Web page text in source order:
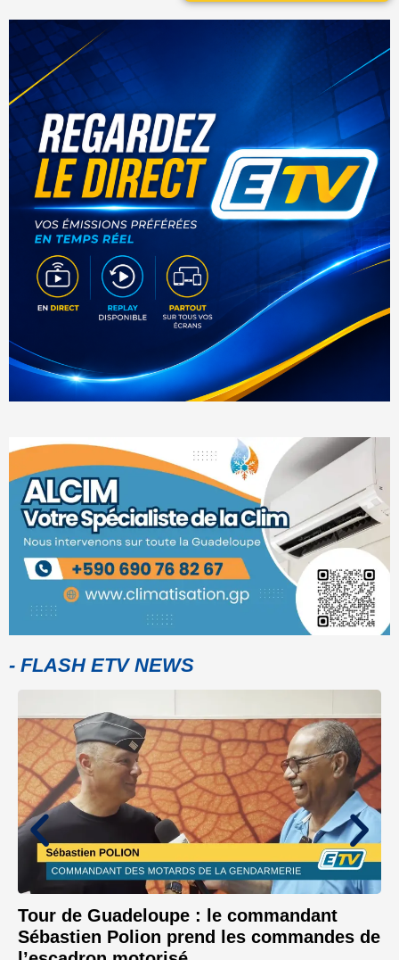
- FLASH ETV NEWS
Tour de Guadeloupe : le commandant
Sébastien Polion prend les commandes de